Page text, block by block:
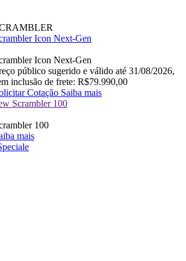
Icon Next-Gen
Icon Next-Gen
público sugerido e válido até 31/08/2026,
inclusão de frete: R$79.990,00
Cotação Saiba mais
Scrambler 100
100
mais